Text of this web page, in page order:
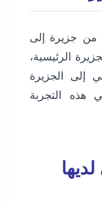
من جزيرة إلى
الرئيسية،
إلى الجزيرة
هذه التجربة